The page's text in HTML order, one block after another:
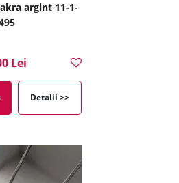
argint 11-1-
Lei
Detalii >>